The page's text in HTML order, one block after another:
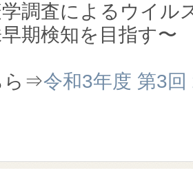
調査によるウイル
期検知を目指す〜
ら⇒令和3年度 第3